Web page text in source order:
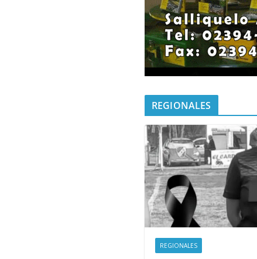
REGIONALES
REGIONALES